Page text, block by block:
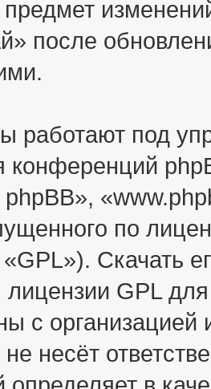
предмет
после
под
конференций
по
Скачать
GPL
с
несёт